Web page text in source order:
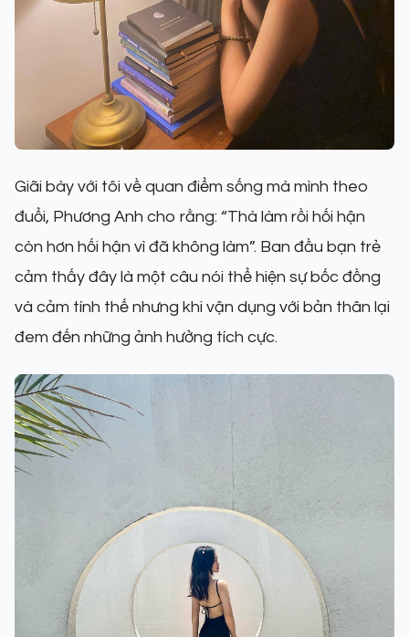
Giãi bày với tôi về quan điểm sống mà mình theo
đuổi, Phương Anh cho rằng: “Thà làm rồi hối hận
còn hơn hối hận vì đã không làm”. Ban đầu bạn trẻ
cảm thấy đây là một câu nói thể hiện sự bốc đồng
và cảm tính thế nhưng khi vận dụng với bản thân lại
đem đến những ảnh hưởng tích cực.